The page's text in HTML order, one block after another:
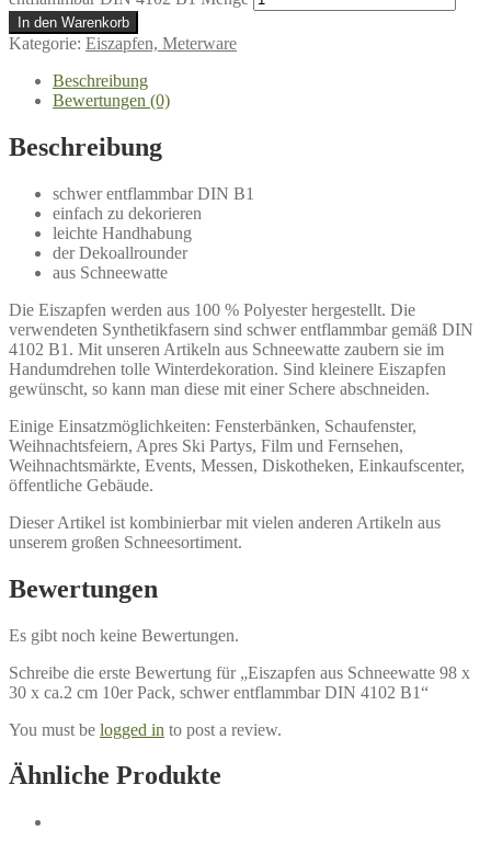
In den Warenkorb
Kategorie: Eiszapfen, Meterware
Beschreibung
Bewertungen (0)
Beschreibung
schwer entflammbar DIN B1
einfach zu dekorieren
leichte Handhabung
der Dekoallrounder
aus Schneewatte
Die Eiszapfen werden aus 100 % Polyester hergestellt. Die
verwendeten Synthetikfasern sind schwer entflammbar gemäß DIN
4102 B1. Mit unseren Artikeln aus Schneewatte zaubern sie im
Handumdrehen tolle Winterdekoration. Sind kleinere Eiszapfen
gewünscht, so kann man diese mit einer Schere abschneiden.
Einige Einsatzmöglichkeiten: Fensterbänken, Schaufenster,
Weihnachtsfeiern, Apres Ski Partys, Film und Fernsehen,
Weihnachtsmärkte, Events, Messen, Diskotheken, Einkaufscenter,
öffentliche Gebäude.
Dieser Artikel ist kombinierbar mit vielen anderen Artikeln aus
unserem großen Schneesortiment.
Bewertungen
Es gibt noch keine Bewertungen.
Schreibe die erste Bewertung für „Eiszapfen aus Schneewatte 98 x
30 x ca.2 cm 10er Pack, schwer entflammbar DIN 4102 B1“
You must be logged in to post a review.
Ähnliche Produkte